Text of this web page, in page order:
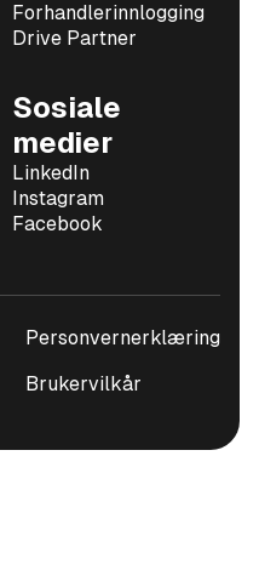
Forhandlerinnlogging
Drive Partner
Sosiale
medier
LinkedIn
Instagram
Facebook
Personvernerklæring
Brukervilkår